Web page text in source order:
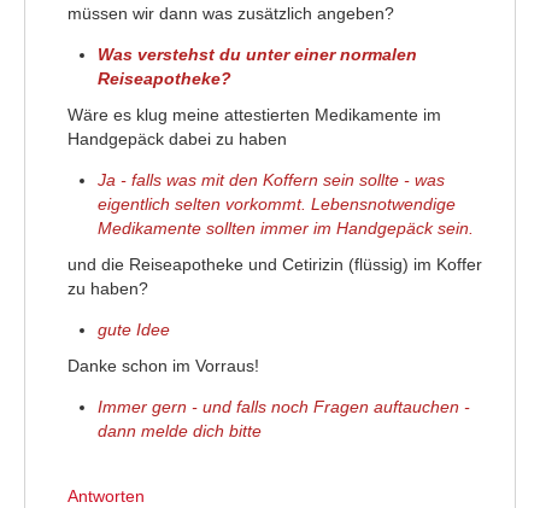
müssen wir dann was zusätzlich angeben?
Was verstehst du unter einer normalen
Reiseapotheke?
Wäre es klug meine attestierten Medikamente im
Handgepäck dabei zu haben
Ja - falls was mit den Koffern sein sollte - was
eigentlich selten vorkommt. Lebensnotwendige
Medikamente sollten immer im Handgepäck sein.
und die Reiseapotheke und Cetirizin (flüssig) im Koffer
zu haben?
gute Idee
Danke schon im Vorraus!
Immer gern - und falls noch Fragen auftauchen -
dann melde dich bitte
Antworten